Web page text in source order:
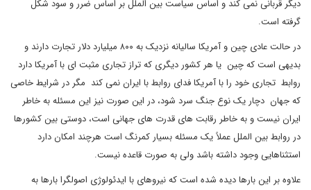
دیگر قربانی نمی کند و اساس سیاست بین الملل بر اساس ضرر و سود شکل
گرفته است.
در حالت عادی چین و آمریکا سالیانه نزدیک به ۸۰۰ میلیارد دلار تجارت دارند و
بدیهی است که چین یا هر کشور دیگری که تراز تجاری مثبت ای با آمریکا دارد
روابط تجاری خود را با آمریکا فدای روابط با ایران نمی کند مگر در شرایط خاصی
که جهان دچار یک نوع جنگ سرد شود، در این صورت نیز این مسئله به خاطر
ایران نیست و به خاطر رقابت های قدرت های جهانی است، دوستی بین کشورها
در روابط بین الملل عملاً یک مسئله بسیار کمرنگ است هرچند امکان دارد
استثناهایی وجود داشته باشد ولی به صورت قاعده نیست.
علاوه بر این بارها دیده شده است که نیروهای با ایدئولوژی اصولگرا بارها به